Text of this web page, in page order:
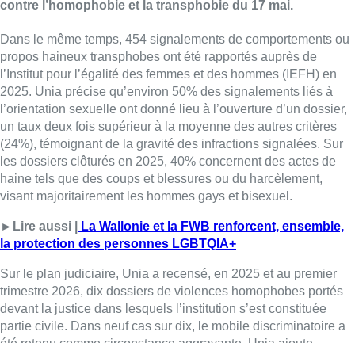
►Lire aussi |La Wallonie et la FWB renforcent, ensemble,
la protection des personnes LGBTQIA+
Sur le plan judiciaire, Unia a recensé, en 2025 et au premier
trimestre 2026, dix dossiers de violences homophobes portés
devant la justice dans lesquels l’institution s’est constituée
partie civile. Dans neuf cas sur dix, le mobile discriminatoire a
été retenu comme circonstance aggravante. Unia ajoute
également que les tribunaux rejettent systématiquement
l’amalgame de la “chasse aux pédophiles, parfois utilisé
comme argument de défense par les agresseurs lors d’affaires
de guets-apens tendus à des hommes homosexuels.
De son côté, l’IEFH a comptabilisé 94 signalements de
discrimination en 2025 visant des personnes trans, non-
binaires ou intersexes. Ces signalements concernaient
notamment la transition médicale et/ou sociale, l’identité de
genre, l’expression de genre ou les caractéristiques sexuelles.
“Ces signalements ne constituent qu’une part infime de
l’omniprésence des discriminations “, a alerté l’IEFH. Selon une